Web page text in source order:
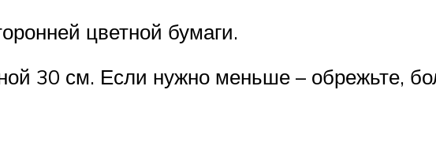
цветной бумаги.
30 см. Если нужно меньше – обрежьте,